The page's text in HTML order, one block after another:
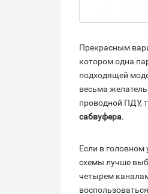
Прекрасным
котором одна
подходящей
весьма
проводной ПДУ,
сабвуфера.
Если в головном
схемы лучше
четырем